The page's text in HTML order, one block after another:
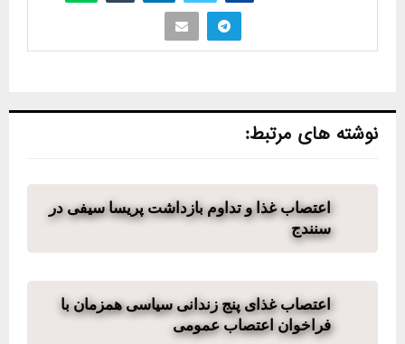
نوشته های مرتبط:
اعتصاب غذا و تداوم بازداشت پریسا سیفی در
سنندج
اعتصاب غذای پنج زندانی سیاسی همزمان با
فراخوان اعتصاب عمومی